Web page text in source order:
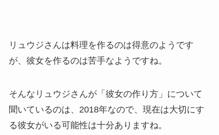
リュウジさんは料理を作るのは得意のようです
が、彼女を作るのは苦手なようですね。
そんなリュウジさんが「彼女の作り方」について
聞いているのは、2018年なので、現在は大切にす
る彼女がいる可能性は十分ありますね。